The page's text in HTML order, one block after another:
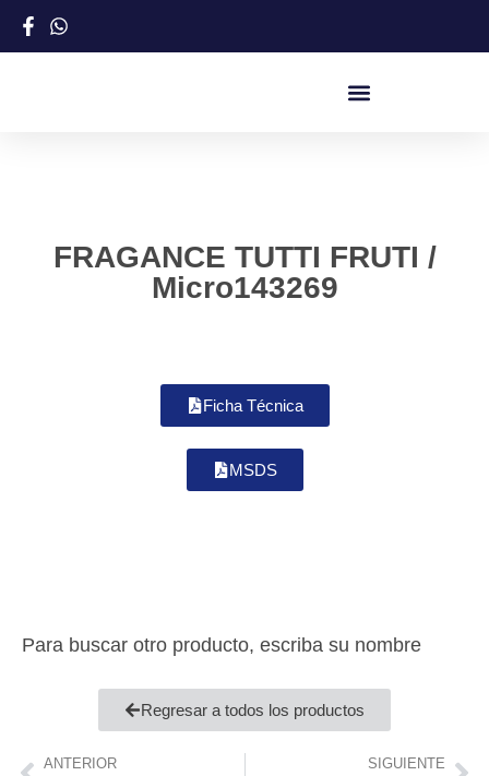
FRAGANCE TUTTI FRUTI /
Micro143269
Ficha Técnica
MSDS
Para buscar otro producto, escriba su nombre
Regresar a todos los productos
ANTERIOR SIGUIENTE